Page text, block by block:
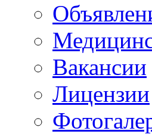
Вакансии
Лицензии